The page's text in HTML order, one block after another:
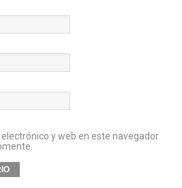
y web en este navegador